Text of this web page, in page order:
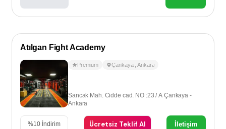
Atılgan Fight Academy
Premium Çankaya ,Ankara
Sancak Mah. Cidde cad. NO :23 / A Çankaya -
Ankara
%10 İndirim Ücretsiz Teklif Al İletişim